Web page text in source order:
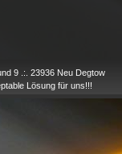
9 .:. 23936 Neu Degtow
Lösung für uns!!!